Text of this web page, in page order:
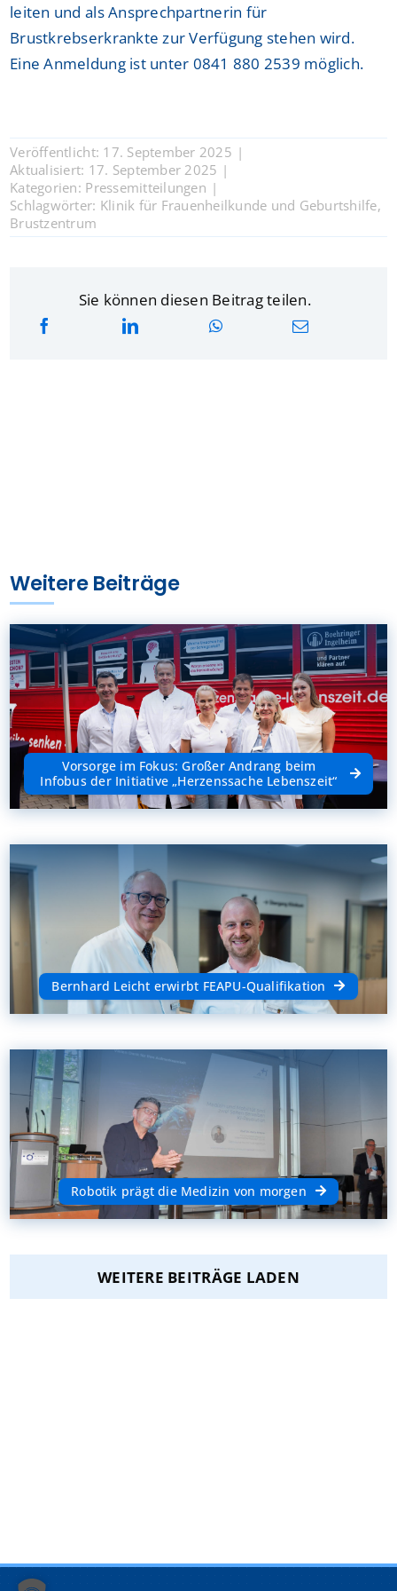
leiten und als Ansprechpartnerin für
Brustkrebserkrankte zur Verfügung stehen wird.
Eine Anmeldung ist unter 0841 880 2539 möglich.
Veröffentlicht: 17. September 2025 |
Aktualisiert: 17. September 2025 |
Kategorien: Pressemitteilungen |
Schlagwörter: Klinik für Frauenheilkunde und Geburtshilfe,
Brustzentrum
Sie können diesen Beitrag teilen.
Weitere Beiträge
Vorsorge im Fokus: Großer Andrang beim
Infobus der Initiative „Herzenssache Lebenszeit“
Bernhard Leicht erwirbt FEAPU-Qualifikation
Robotik prägt die Medizin von morgen
WEITERE BEITRÄGE LADEN